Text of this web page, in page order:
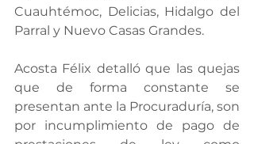
Cuauhtémoc, Delicias, Hidalgo del
Parral y Nuevo Casas Grandes.
Acosta Félix detalló que las quejas
que de forma constante se
presentan ante la Procuraduría, son
por incumplimiento de pago de